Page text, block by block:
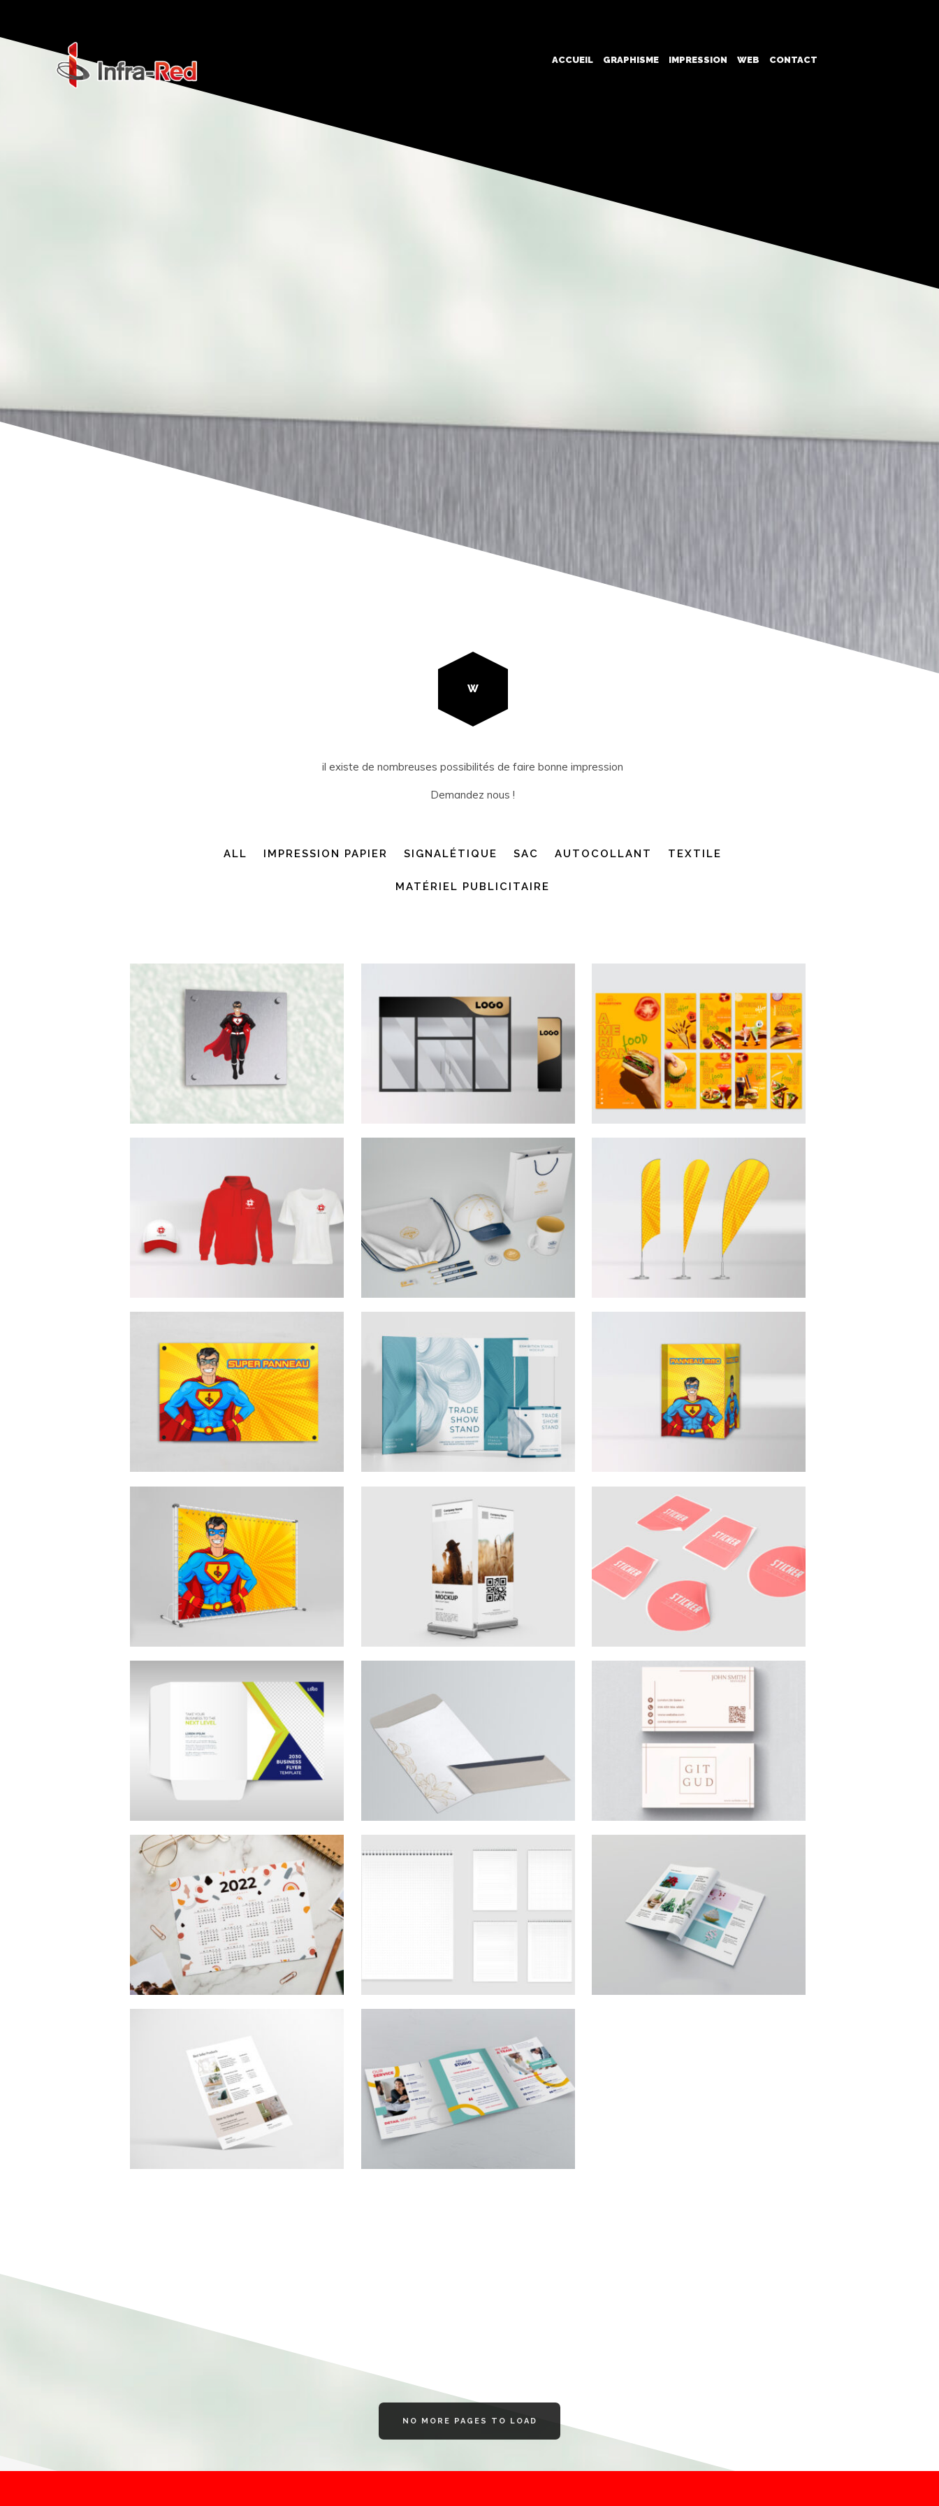
ACCUEIL GRAPHISME IMPRESSION WEB CONTACT
W
il existe de nombreuses possibilités de faire bonne impression
Demandez nous !
ALL IMPRESSION PAPIER SIGNALÉTIQUE SAC AUTOCOLLANT TEXTILE
MATÉRIEL PUBLICITAIRE